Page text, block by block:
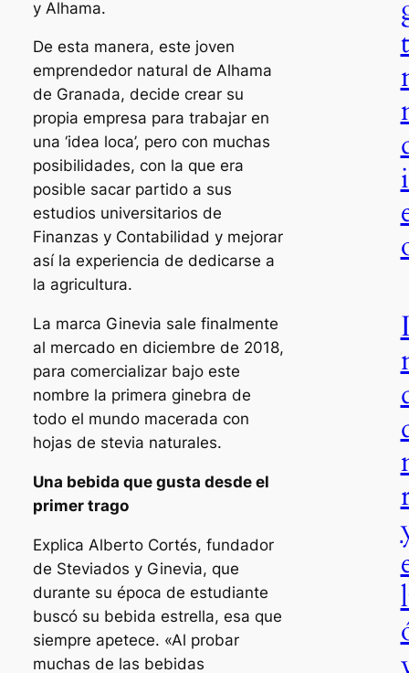
y Alhama.
De esta manera, este joven
emprendedor natural de Alhama
de Granada, decide crear su
propia empresa para trabajar en
una ‘idea loca’, pero con muchas
posibilidades, con la que era
posible sacar partido a sus
estudios universitarios de
Finanzas y Contabilidad y mejorar
así la experiencia de dedicarse a
la agricultura.
La marca Ginevia sale finalmente
al mercado en diciembre de 2018,
para comercializar bajo este
nombre la primera ginebra de
todo el mundo macerada con
hojas de stevia naturales.
Una bebida que gusta desde el
primer trago
Explica Alberto Cortés, fundador
de Steviados y Ginevia, que
durante su época de estudiante
buscó su bebida estrella, esa que
siempre apetece. «Al probar
muchas de las bebidas